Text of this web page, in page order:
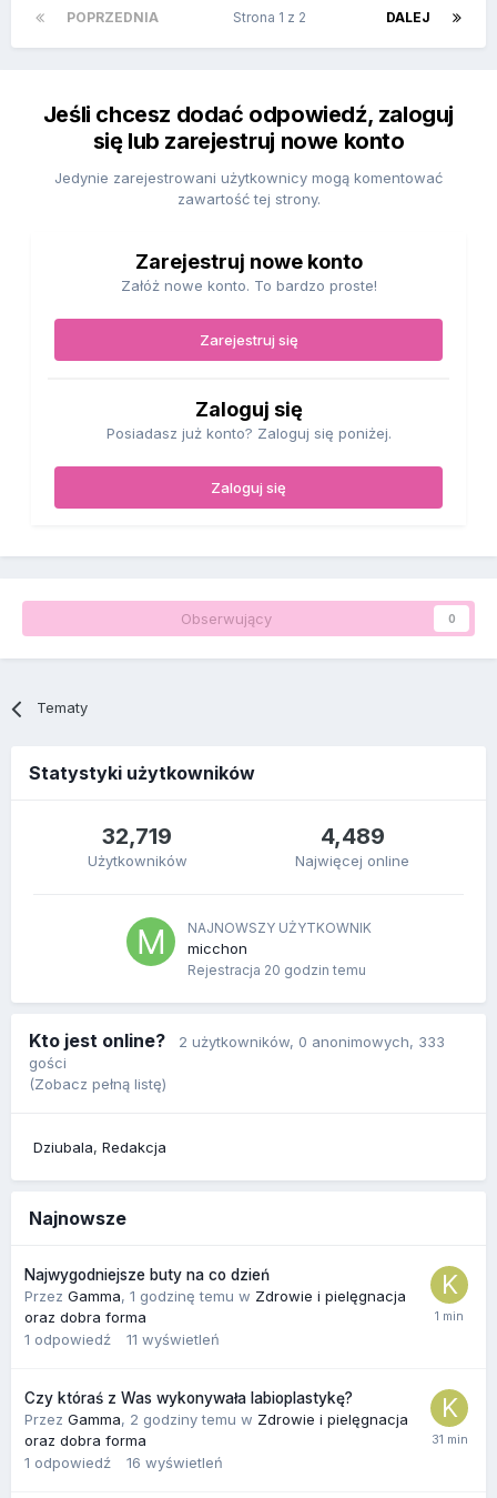
POPRZEDNIA DALEJ
Strona 1 z 2
Jeśli chcesz dodać odpowiedź, zaloguj
się lub zarejestruj nowe konto
Jedynie zarejestrowani użytkownicy mogą komentować
zawartość tej strony.
Zarejestruj nowe konto
Załóż nowe konto. To bardzo proste!
Zarejestruj się
Zaloguj się
Posiadasz już konto? Zaloguj się poniżej.
Zaloguj się
Obserwujący 0
Tematy
Statystyki użytkowników
32,719
Użytkowników
4,489
Najwięcej online
NAJNOWSZY UŻYTKOWNIK
micchon
Rejestracja 20 godzin temu
Kto jest online? 2 użytkowników, 0 anonimowych, 333
gości
(Zobacz pełną listę)
Dziubala Redakcja
Najnowsze
Najwygodniejsze buty na co dzień
Przez Gamma, 1 godzinę temu w Zdrowie i pielęgnacja
oraz dobra forma
1 odpowiedź 11 wyświetleń
Czy któraś z Was wykonywała labioplastykę?
Przez Gamma, 2 godziny temu w Zdrowie i pielęgnacja
oraz dobra forma
1 odpowiedź 16 wyświetleń